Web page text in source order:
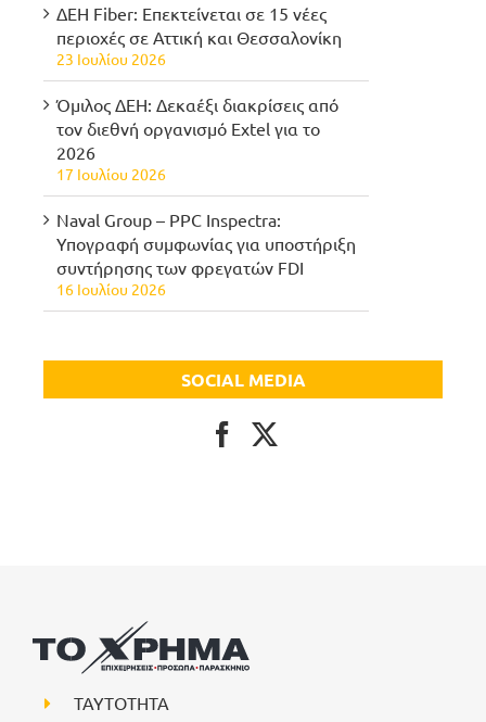
ΔΕΗ Fiber: Επεκτείνεται σε 15 νέες
περιοχές σε Αττική και Θεσσαλονίκη
23 Ιουλίου 2026
Όμιλος ΔΕΗ: Δεκαέξι διακρίσεις από
τον διεθνή οργανισμό Extel για το
2026
17 Ιουλίου 2026
Naval Group – PPC Inspectra:
Υπογραφή συμφωνίας για υποστήριξη
συντήρησης των φρεγατών FDI
16 Ιουλίου 2026
SOCIAL MEDIA
ΤΑΥΤΟΤΗΤΑ